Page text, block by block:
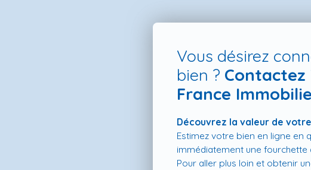
LA TEAM RECRUTEMENT
Vous désirez
bien ? Contactez
France
Découvrez la valeur de
Estimez votre bien en ligne en
immédiatement une fourchette
Pour aller plus loin et obtenir